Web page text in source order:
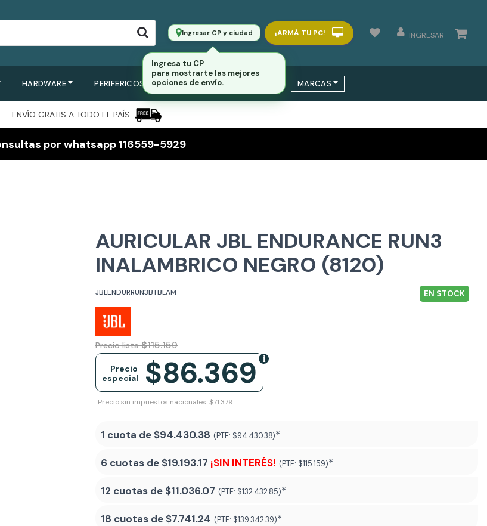
Ingresar CP y ciudad ¡ARMÁ TU PC! INGRESAR
HARDWARE PERIFERICOS SERVIDORES / SWITCHS MARCAS
ENVÍO GRATIS A TODO EL PAÍS
por whatsapp 116559-5929
AURICULAR JBL ENDURANCE RUN3
INALAMBRICO NEGRO (8120)
JBLENDURRUN3BTBLAM EN STOCK
Precio lista $115.159
$86.369
Precio
especial
Precio sin impuestos nacionales: $71.379
1 cuota de $94.430.38 (PTF: $94.430.38)*
6 cuotas de $19.193.17 ¡SIN INTERÉS! (PTF: $115.159)*
12 cuotas de $11.036.07 (PTF: $132.432.85)*
18 cuotas de $7.741.24 (PTF: $139.342.39)*
Ingresa tu CP
para mostrarte las mejores
opciones de envío.